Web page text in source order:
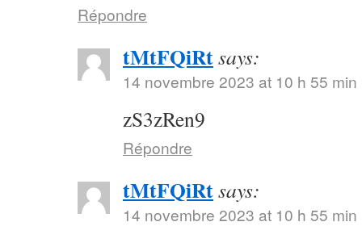
Répondre
tMtFQiRtsays:
14 novembre 2023 at 10 h 55 min
zS3zRen9
Répondre
tMtFQiRtsays:
14 novembre 2023 at 10 h 55 min